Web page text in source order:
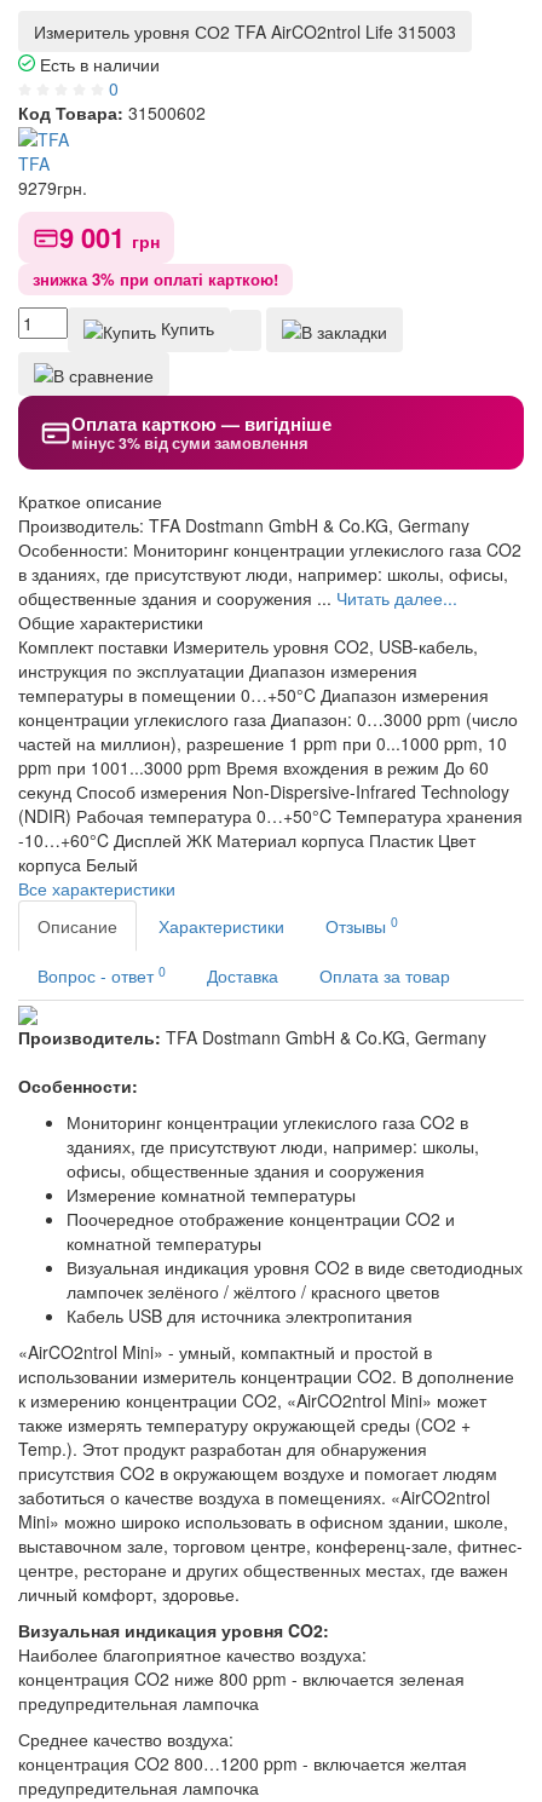
Измеритель уровня СО2 TFA AirCO2ntrol Life 315003
Есть в наличии
0
Код Товара: 31500602
TFA
9279грн.
9 001 грн
знижка 3% при оплаті карткою!
Купить
Оплата карткою — вигідніше
мінус 3% від суми замовлення
Краткое описание
Производитель: TFA Dostmann GmbH & Co.KG, Germany
Особенности: Мониторинг концентрации углекислого газа CO2
в зданиях, где присутствуют люди, например: школы, офисы,
общественные здания и сооружения ... Читать далее...
Общие характеристики
Комплект поставки Измеритель уровня CO2, USB-кабель,
инструкция по эксплуатации Диапазон измерения
температуры в помещении 0…+50°C Диапазон измерения
концентрации углекислого газа Диапазон: 0…3000 ppm (число
частей на миллион), разрешение 1 ppm при 0...1000 ppm, 10
ppm при 1001...3000 ppm Время вхождения в режим До 60
секунд Способ измерения Non-Dispersive-Infrared Technology
(NDIR) Рабочая температура 0…+50°C Температура хранения
-10…+60°C Дисплей ЖК Материал корпуса Пластик Цвет
корпуса Белый
Все характеристики
Описание
Характеристики Отзывы 0
Вопрос - ответ 0 Доставка Оплата за товар
Производитель: TFA Dostmann GmbH & Co.KG, Germany
Особенности:
Мониторинг концентрации углекислого газа CO2 в
зданиях, где присутствуют люди, например: школы,
офисы, общественные здания и сооружения
Измерение комнатной температуры
Поочередное отображение концентрации CO2 и
комнатной температуры
Визуальная индикация уровня CO2 в виде светодиодных
лампочек зелёного / жёлтого / красного цветов
Кабель USB для источника электропитания
«AirCO2ntrol Mini» - умный, компактный и простой в
использовании измеритель концентрации CO2. В дополнение
к измерению концентрации CO2, «AirCO2ntrol Mini» может
также измерять температуру окружающей среды (CO2 +
Temp.). Этот продукт разработан для обнаружения
присутствия CO2 в окружающем воздухе и помогает людям
заботиться о качестве воздуха в помещениях. «AirCO2ntrol
Mini» можно широко использовать в офисном здании, школе,
выставочном зале, торговом центре, конференц-зале, фитнес-
центре, ресторане и других общественных местах, где важен
личный комфорт, здоровье.
Визуальная индикация уровня CO2:
Наиболее благоприятное качество воздуха:
концентрация CO2 ниже 800 ppm - включается зеленая
предупредительная лампочка
Среднее качество воздуха:
концентрация CO2 800…1200 ppm - включается желтая
предупредительная лампочка